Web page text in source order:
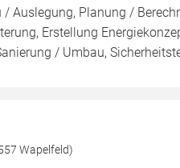
Auslegung, Planung /
Erstellung
/ Umbau,
Wapelfeld)